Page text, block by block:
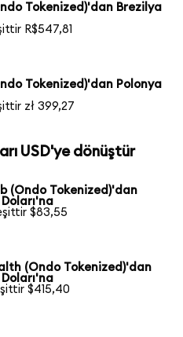
Tokenized)'dan Brezilya
R$547,81
Tokenized)'dan Polonya
zł 399,27
USD'ye dönüştür
(Ondo Tokenized)'dan
$83,55
(Ondo Tokenized)'dan
$415,40